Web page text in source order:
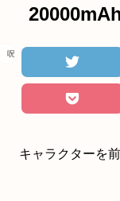
呪術廻戦
キャラクターを